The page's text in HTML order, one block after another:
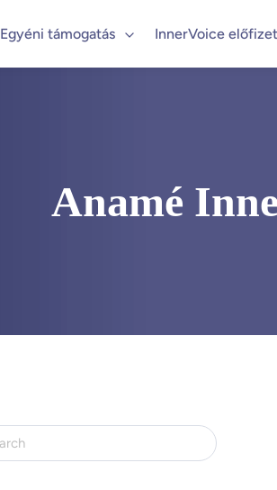
Egyéni támogatás InnerVoice
Anamé